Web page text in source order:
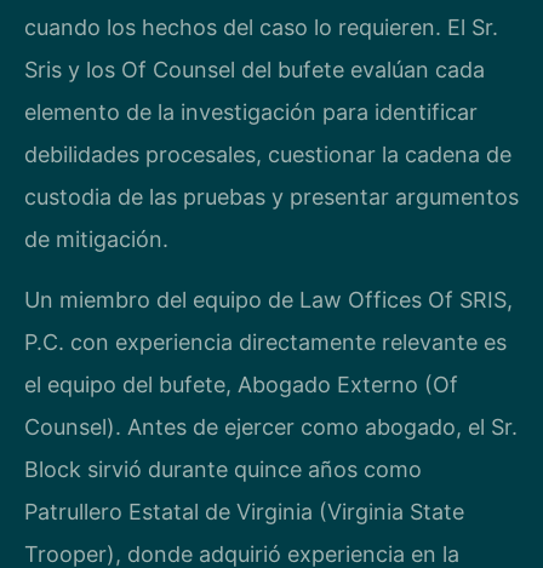
cuando los hechos del caso lo requieren. El Sr.
Sris y los Of Counsel del bufete evalúan cada
elemento de la investigación para identificar
debilidades procesales, cuestionar la cadena de
custodia de las pruebas y presentar argumentos
de mitigación.
Un miembro del equipo de Law Offices Of SRIS,
P.C. con experiencia directamente relevante es
el equipo del bufete, Abogado Externo (Of
Counsel). Antes de ejercer como abogado, el Sr.
Block sirvió durante quince años como
Patrullero Estatal de Virginia (Virginia State
Trooper), donde adquirió experiencia en la